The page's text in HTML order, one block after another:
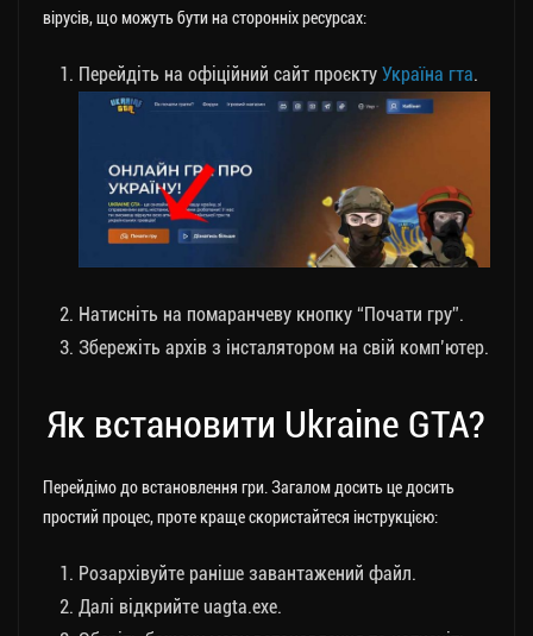
вірусів, що можуть бути на сторонніх ресурсах:
Перейдіть на офіційний сайт проєкту Україна гта.
Натисніть на помаранчеву кнопку “Почати гру”.
Збережіть архів з інсталятором на свій комп’ютер.
Як встановити Ukraine GTA?
Перейдімо до встановлення гри. Загалом досить це досить
простий процес, проте краще скористайтеся інструкцією:
Розархівуйте раніше завантажений файл.
Далі відкрийте uagta.exe.